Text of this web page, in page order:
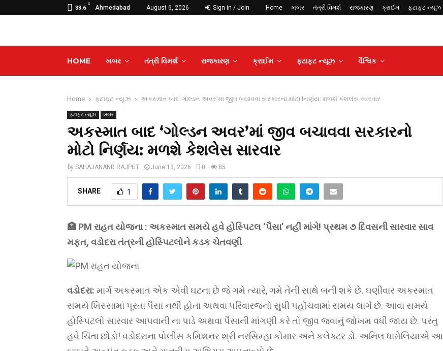
33.6
C
Ahmedabad August 6, 2026 Sign in / Join Home ખબર તંત્રી વિમર્શ રાજકારણ ક્રાઈમ ફટાફટ ન્યૂઝ
HOME ખબર તંત્રી વિમર્શ રાજકારણ ક્રાઈમ ફટાફટ ન્યૂઝ વૈશ્વિક
Home ફટાફટ ન્યૂઝ અકસ્માત બાદ ‘ગોલ્ડન અવર’માં જીવ બચાવવા સરકારનો મોટો નિર્ણય: મળશે કેશલેસ સારવાર
ફટાફટ ન્યૂઝ ખબર
અકસ્માત બાદ ‘ગોલ્ડન અવર’માં જીવ બચાવવા સરકારનો
મોટો નિર્ણય: મળશે કેશલેસ સારવાર
by SAHAJANAND RAJPUT June 13, 2026 0 85
SHARE 1
🏥 PM રાહત યોજના : અકસ્માત સમયે હવે હોસ્પિટલ ‘પૈસા’ નહીં માંગે! પ્રથમ ૭ દિવસની સારવાર સાવ
મફત, વડોદરા તંત્રની હોસ્પિટલોને કડક ચેતવણી
વડોદરા: માર્ગ અકસ્માત એક એવી ઘટના છે જે ગમે ત્યારે, ગમે તેની સાથે બની શકે છે. ઘણીવાર અકસ્માત
સમયે ખિસ્સામાં પૂરતા પૈસા નથી હોતા અથવા પરિવારજનો સુધી પહોંચવામાં સમય લાગે છે. આવા સમયે
હોસ્પિટલો સારવાર આપવાની ના પાડે અથવા પૈસાની માંગણી કરે તો જીવ જવાનું જોખમ વધી જાય છે. પરંતુ
હવે ચિંતા છોડો! વડોદરાના પોલીસ કમિશનર શ્રી નરસિમ્હા કોમાર અને કલેક્ટર ડો. અનિલ ધામેલિયાએ આ